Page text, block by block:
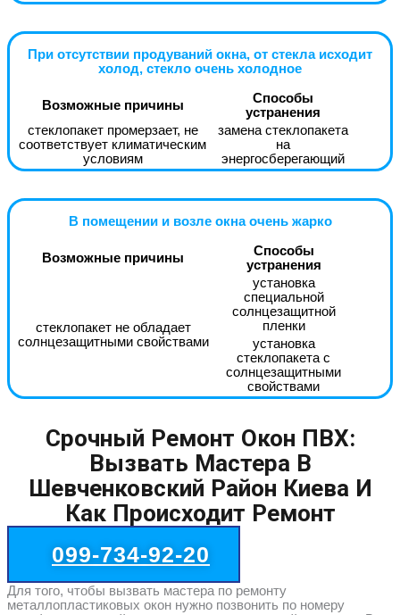
При отсутствии продуваний окна, от стекла исходит
холод, стекло очень холодное
Возможные причины
Способы
устранения
стеклопакет промерзает, не
соответствует климатическим
условиям
замена стеклопакета
на
энергосберегающий
В помещении и возле окна очень жарко
Возможные причины
Способы
устранения
стеклопакет не обладает
солнцезащитными свойствами
установка
специальной
солнцезащитной
пленки
установка
стеклопакета с
солнцезащитными
свойствами
Срочный Ремонт Окон ПВХ:
Вызвать Мастера В
Шевченковский Район Киева И
Как Происходит Ремонт
099-734-92-20
Для того, чтобы вызвать мастера по ремонту
металлопластиковых окон нужно позвонить по номеру